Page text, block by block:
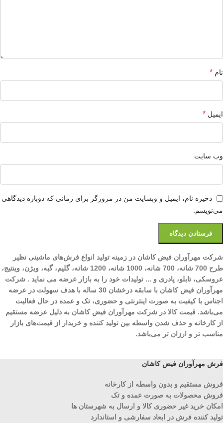
نام *
ایمیل *
وب‌ سایت
ذخیره نام، ایمیل و وبسایت من در مرورگر برای زمانی که دوباره دیدگاهی
می‌نویسم.
شرکت مهرآوران فیض کاشان در زمینه تولید انواع فرش‌های ماشینی نظیر
طرح 700 شانه، 700 شانه، 1000 شانه، 1200 شانه، گلیم، گبه، ویژن، وینتیج،
عروسکی، تابلو، پادری و ... تولیدات خود را به بازار عرضه می نماید . شرکت
مهرآوران فیض کاشان با سابقه درخشان 30 ساله با هدف سهولت در عرضه
اجناس با کیفیت به صورت اینترنتی و حضوری، تک و عمده در حال فعالیت
می‌باشد. قیمت کالا در شرکت مهرآوران فیض کاشان به دلیل عرضه مستقیم
از کارخانه و حذف شدن واسطه بین تولید کننده و خریدار از قیمت‌های بازار
مناسب تر و ارزان تر می‌باشد.
فرش مهرآوران فیض کاشان
فروش مستقیم و بدون واسطه از کارخانه
فروش محصولات به صورت عمده و تک
امکان خرید غیر حضوری کالا و ارسال به شهرستان ها
تولید کننده فرش در ابعاد سفارشی و استاندارد